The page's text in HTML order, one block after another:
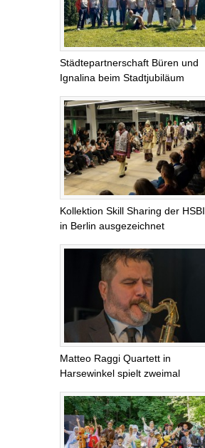
Städtepartnerschaft Büren und
Ignalina beim Stadtjubiläum
Kollektion Skill Sharing der HSBI
in Berlin ausgezeichnet
Matteo Raggi Quartett in
Harsewinkel spielt zweimal